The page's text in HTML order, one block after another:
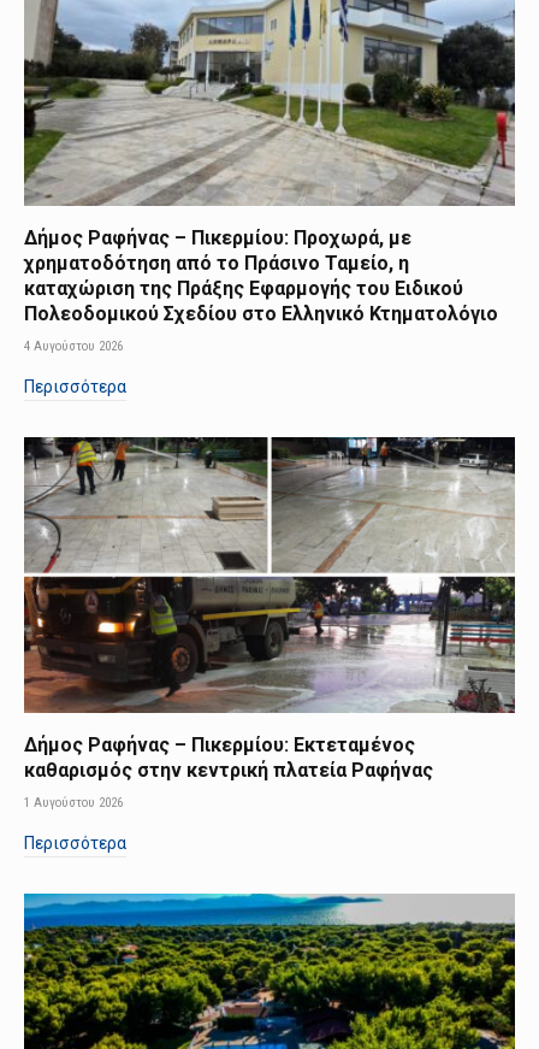
Δήμος Ραφήνας – Πικερμίου: Προχωρά, με
χρηματοδότηση από το Πράσινο Ταμείο, η
καταχώριση της Πράξης Εφαρμογής του Ειδικού
Πολεοδομικού Σχεδίου στο Ελληνικό Κτηματολόγιο
4 Αυγούστου 2026
Περισσότερα
Δήμος Ραφήνας – Πικερμίου: Εκτεταμένος
καθαρισμός στην κεντρική πλατεία Ραφήνας
1 Αυγούστου 2026
Περισσότερα